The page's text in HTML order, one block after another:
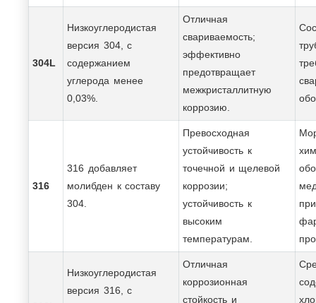
304L
Низкоуглеродистая
версия 304, с
содержанием
углерода менее
0,03%.
Отличная
свариваемость;
эффективно
предотвращает
межкристаллитную
коррозию.
316
316 добавляет
молибден к составу
304.
Превосходная
устойчивость к
точечной и щелевой
коррозии;
устойчивость к
высоким
температурам.
Низкоуглеродистая
версия 316, с
Отличная
коррозионная
стойкость и